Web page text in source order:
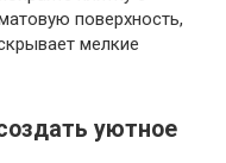
поверхность,
мелкие
уютное